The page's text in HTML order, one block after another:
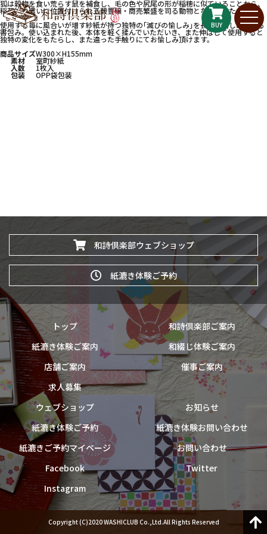
BUY
狐は穀物を食い荒らす鼠を補食し、毛の色や尻尾の形が稲穂に似ていることから、
稲荷神の遣いに位置付けられ五穀豊穣・商売繁盛を司る動物となりました。
使用する毎に風合いが増す紗紙が持つ独特の｢滅びの愉しみ｣を長くお愉しみ頂ける
書包み。使い込まれた後、本体を軽く揉んでいただいき、また伸ばして使用すると
独特の変化をもたらし、また違った手触りにてお愉しみ頂けます。
商品サイズW300×H155mm
素材 室町紗紙
入数 1枚入
包装 OPP袋包装
和詩倶楽部ウェブショップ
紙漉き体験ご予約
トップ
和詩倶楽部ご案内
紙漉き体験ご案内
和綴じ体験ご案内
店舗ご案内
催事ご案内
求人募集
ウェブショップ
お知らせ
紙漉き体験ご予約
紙漉き体験お問い合わせ
紙漉きご予約マイページ
お問い合わせ
Facebook
Twitter
Instagram
Copyright (C)2020 WASHICLUB Co.,Ltd.All Rights Reserved